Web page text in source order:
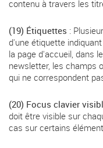
contenu à travers les
(19) Étiquettes :
d'une étiquette
la page d'accueil, dans
newsletter, les champs
qui ne correspondent
(20) Focus clavier
doit être visible sur
cas sur certains